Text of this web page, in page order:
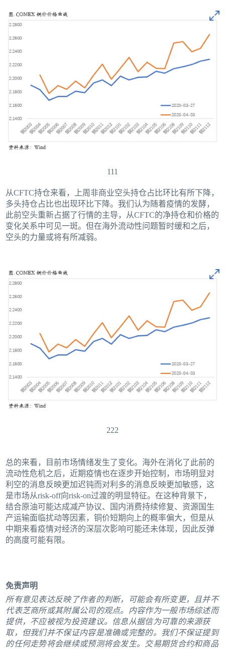
111
从CFTC持仓来看，上周非商业空头持仓占比环比有所下降，
多头持仓占比也出现环比下降。我们认为随着疫情的发酵，
此前空头重新占据了行情的主导，从CFTC的净持仓和价格的
变化关系中可见一斑。但在海外流动性问题暂时缓和之后，
空头的力量或将有所减弱。
222
总的来看，目前市场情绪发生了变化。海外在消化了此前的
流动性危机之后，近期疫情也在逐步开始控制，市场明显对
利空的消息反映更加迟钝而对利多的消息反映更加敏感，这
是市场从risk-off向risk-on过渡的明显特征。在这种背景下，
结合原油可能达成减产协议、国内消费持续修复、资源国生
产运输面临扰动等因素，铜价短期向上的概率偏大，但是从
中期来看疫情对经济的深层次影响可能还未体现，因此反弹
的高度可能有限。
免责声明
所有意见表达反映了作者的判断，可能会有所变更，且并不
代表芝商所或其附属公司的观点。内容作为一般市场综述而
提供，不应被视为投资建议。信息从据信为可靠的来源获
取，但我们并不保证内容是准确或完整的。我们不保证提到
的任何走势将会继续或预测将会发生。交易期货合约和商品